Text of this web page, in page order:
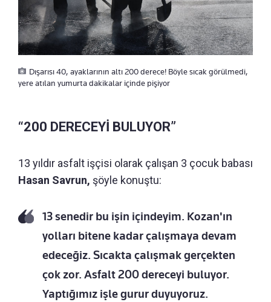
Dışarısı 40, ayaklarının altı 200 derece! Böyle sıcak görülmedi,
yere atılan yumurta dakikalar içinde pişiyor
“200 DERECEYİ BULUYOR”
13 yıldır asfalt işçisi olarak çalışan 3 çocuk babası
Hasan Savrun, şöyle konuştu:
13 senedir bu işin içindeyim. Kozan'ın
yolları bitene kadar çalışmaya devam
edeceğiz. Sıcakta çalışmak gerçekten
çok zor. Asfalt 200 dereceyi buluyor.
Yaptığımız işle gurur duyuyoruz.